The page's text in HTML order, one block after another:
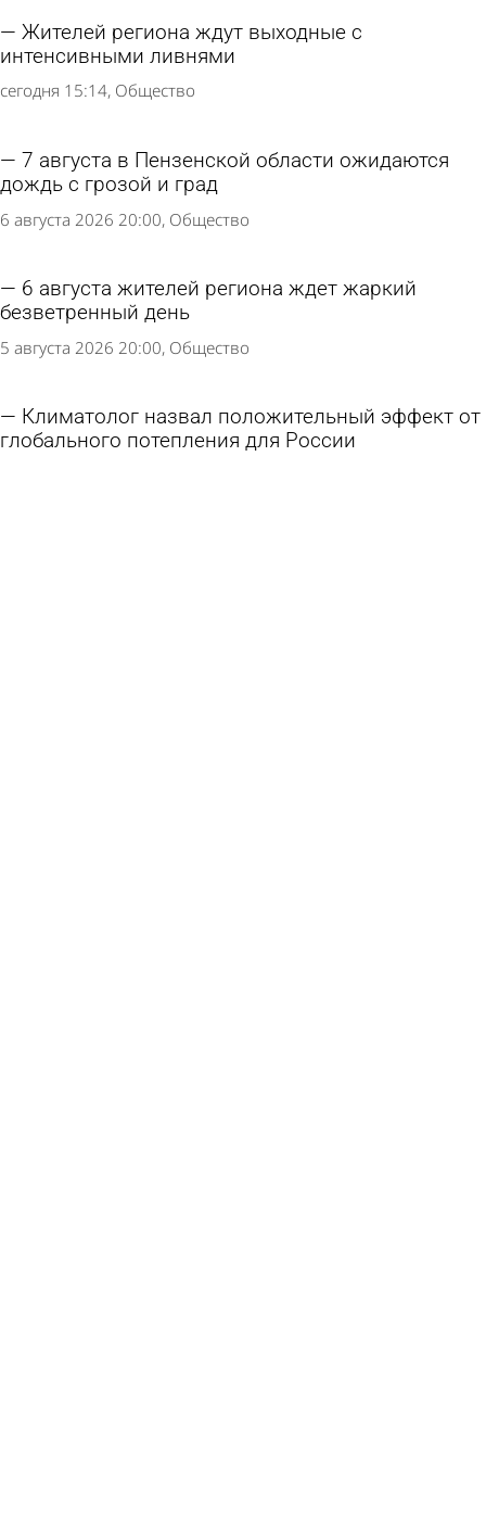
Жителей региона ждут выходные с
интенсивными ливнями
сегодня 15:14 Общество
7 августа в Пензенской области ожидаются
дождь с грозой и град
6 августа 2026 20:00 Общество
6 августа жителей региона ждет жаркий
безветренный день
5 августа 2026 20:00 Общество
Климатолог назвал положительный эффект от
глобального потепления для России